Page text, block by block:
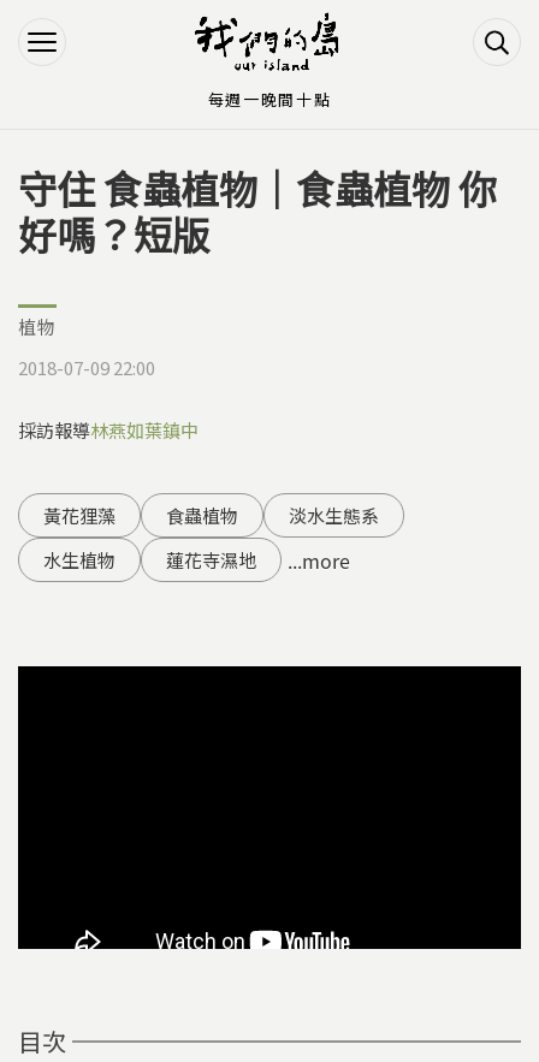
Jump to Navigation
Jump to Main content
您在這裡
守住 食蟲植物｜食蟲植物 你
好嗎？短版
植物
2018-07-09 22:00
採訪報導林燕如葉鎮中
黃花狸藻 食蟲植物
淡水生態系
水生植物
蓮花寺濕地 ...more
目次
每週一晚間十點